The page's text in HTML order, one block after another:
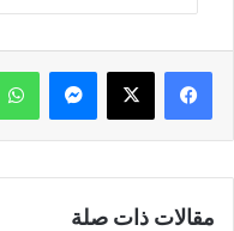
فيسبوك ‫X ماسنجر
مقالات ذات صلة